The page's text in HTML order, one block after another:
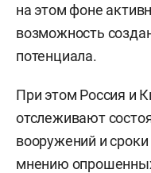
на этом фоне
возможность
потенциала.
При этом Россия и
отслеживают
вооружений и
мнению